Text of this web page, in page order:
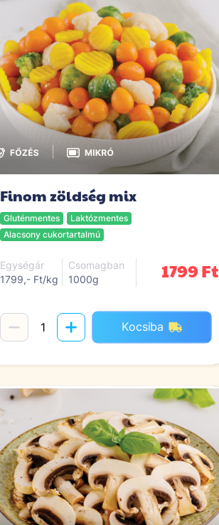
Finom zöldség mix
Gluténmentes
Laktózmentes
Alacsony cukortartalmú
Egységár
1799,- Ft/kg
Csomagban
1000g
1799 Ft
Kocsiba